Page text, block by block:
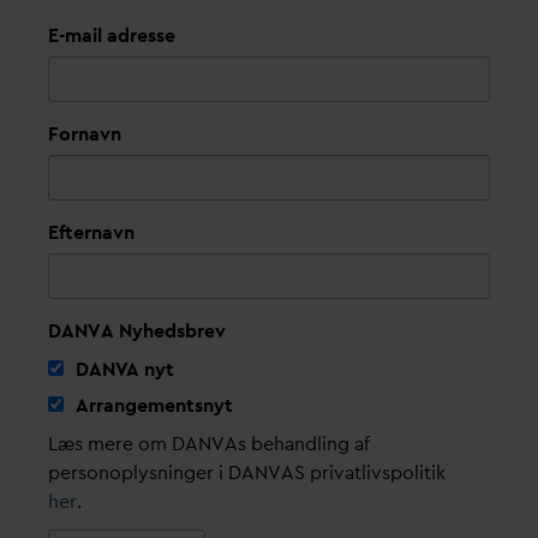
E-mail adresse
Fornavn
Efternavn
DANVA Nyhedsbrev
DANVA nyt
Arrangementsnyt
Læs mere om DANVAs behandling af
personoplysninger i DANVAS privatlivspolitik
her.